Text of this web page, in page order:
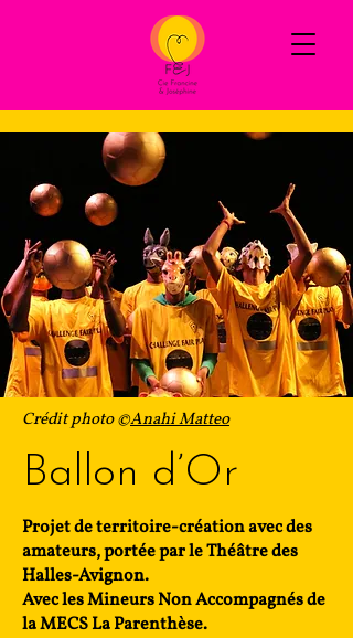
Crédit photo ©Anahi Matteo
Ballon d’Or
Projet de territoire-création avec des
amateurs, portée par le Théâtre des
Halles-Avignon.
Avec les Mineurs Non Accompagnés de
la MECS La Parenthèse.